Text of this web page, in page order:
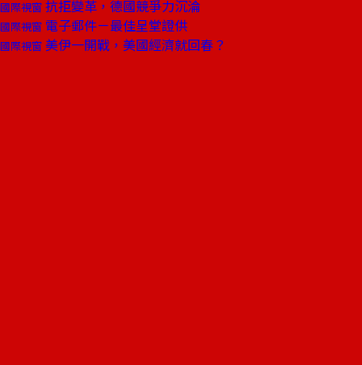
國際視窗 抗拒變革，德國競爭力沉淪
國際視窗 電子郵件－最佳呈堂證供
國際視窗 美伊一開戰，美國經濟就回春？